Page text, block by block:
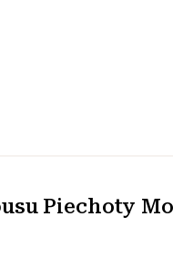
Piechoty